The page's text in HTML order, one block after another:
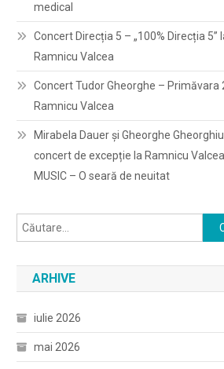
medical
Concert Direcția 5 – „100% Direcția 5”
Ramnicu Valcea
Concert Tudor Gheorghe – Primăvara
Ramnicu Valcea
Mirabela Dauer și Gheorghe
concert de excepție la Ramnicu Valcea
MUSIC – O seară de neuitat
ARHIVE
iulie 2026
mai 2026